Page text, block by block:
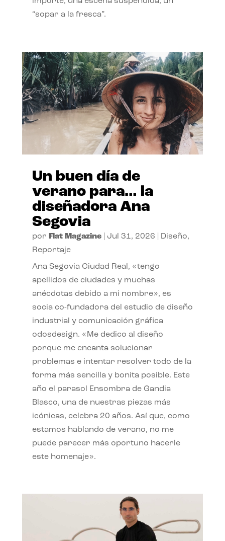
“sopar a la fresca”.
Un buen día de
verano para… la
diseñadora Ana
Segovia
por Flat Magazine| Jul 31, 2026 Diseño,
Reportaje
Ana Segovia Ciudad Real, «tengo
apellidos de ciudades y muchas
anécdotas debido a mi nombre», es
socia co-fundadora del estudio de diseño
industrial y comunicación gráfica
odosdesign. «Me dedico al diseño
porque me encanta solucionar
problemas e intentar resolver todo de la
forma más sencilla y bonita posible. Este
año el parasol Ensombra de Gandia
Blasco, una de nuestras piezas más
icónicas, celebra 20 años. Así que, como
estamos hablando de verano, no me
puede parecer más oportuno hacerle
este homenaje».